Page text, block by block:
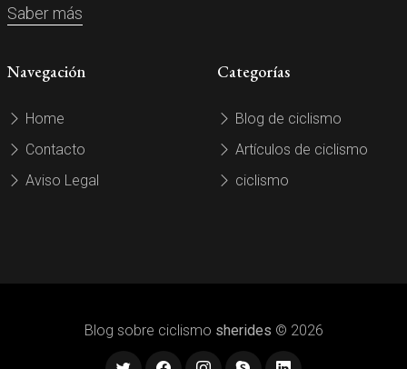
Saber más
Navegación
Home
Contacto
Aviso Legal
Categorías
Blog de ciclismo
Artículos de ciclismo
ciclismo
Blog sobre ciclismo sherides © 2026